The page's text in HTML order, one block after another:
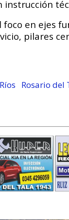
instrucción
en ejes
pilares
Rosario del